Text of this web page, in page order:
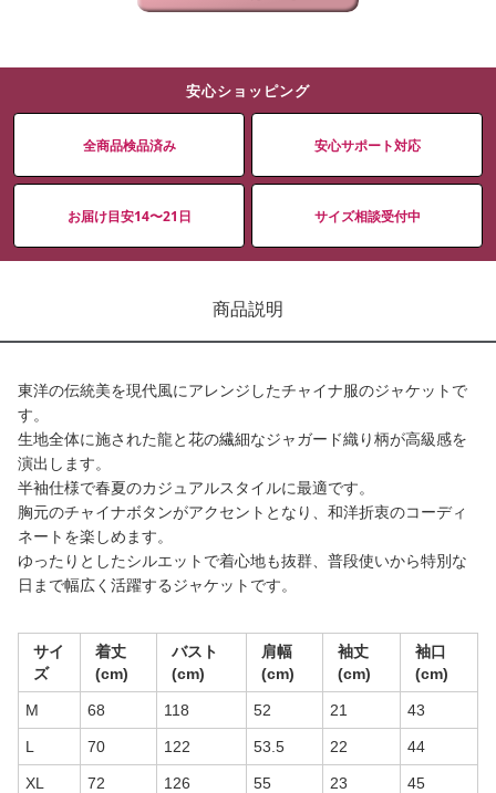
安心ショッピング
全商品検品済み 安心サポート対応
お届け目安14〜21日 サイズ相談受付中
商品説明
東洋の伝統美を現代風にアレンジしたチャイナ服のジャケットで
す。
生地全体に施された龍と花の繊細なジャガード織り柄が高級感を
演出します。
半袖仕様で春夏のカジュアルスタイルに最適です。
胸元のチャイナボタンがアクセントとなり、和洋折衷のコーディ
ネートを楽しめます。
ゆったりとしたシルエットで着心地も抜群、普段使いから特別な
日まで幅広く活躍するジャケットです。
サイ
ズ
着丈
(cm)
バスト
(cm)
肩幅
(cm)
袖丈
(cm)
袖口
(cm)
M 68 118 52 21 43
L 70 122 53.5 22 44
XL 72 126 55 23 45